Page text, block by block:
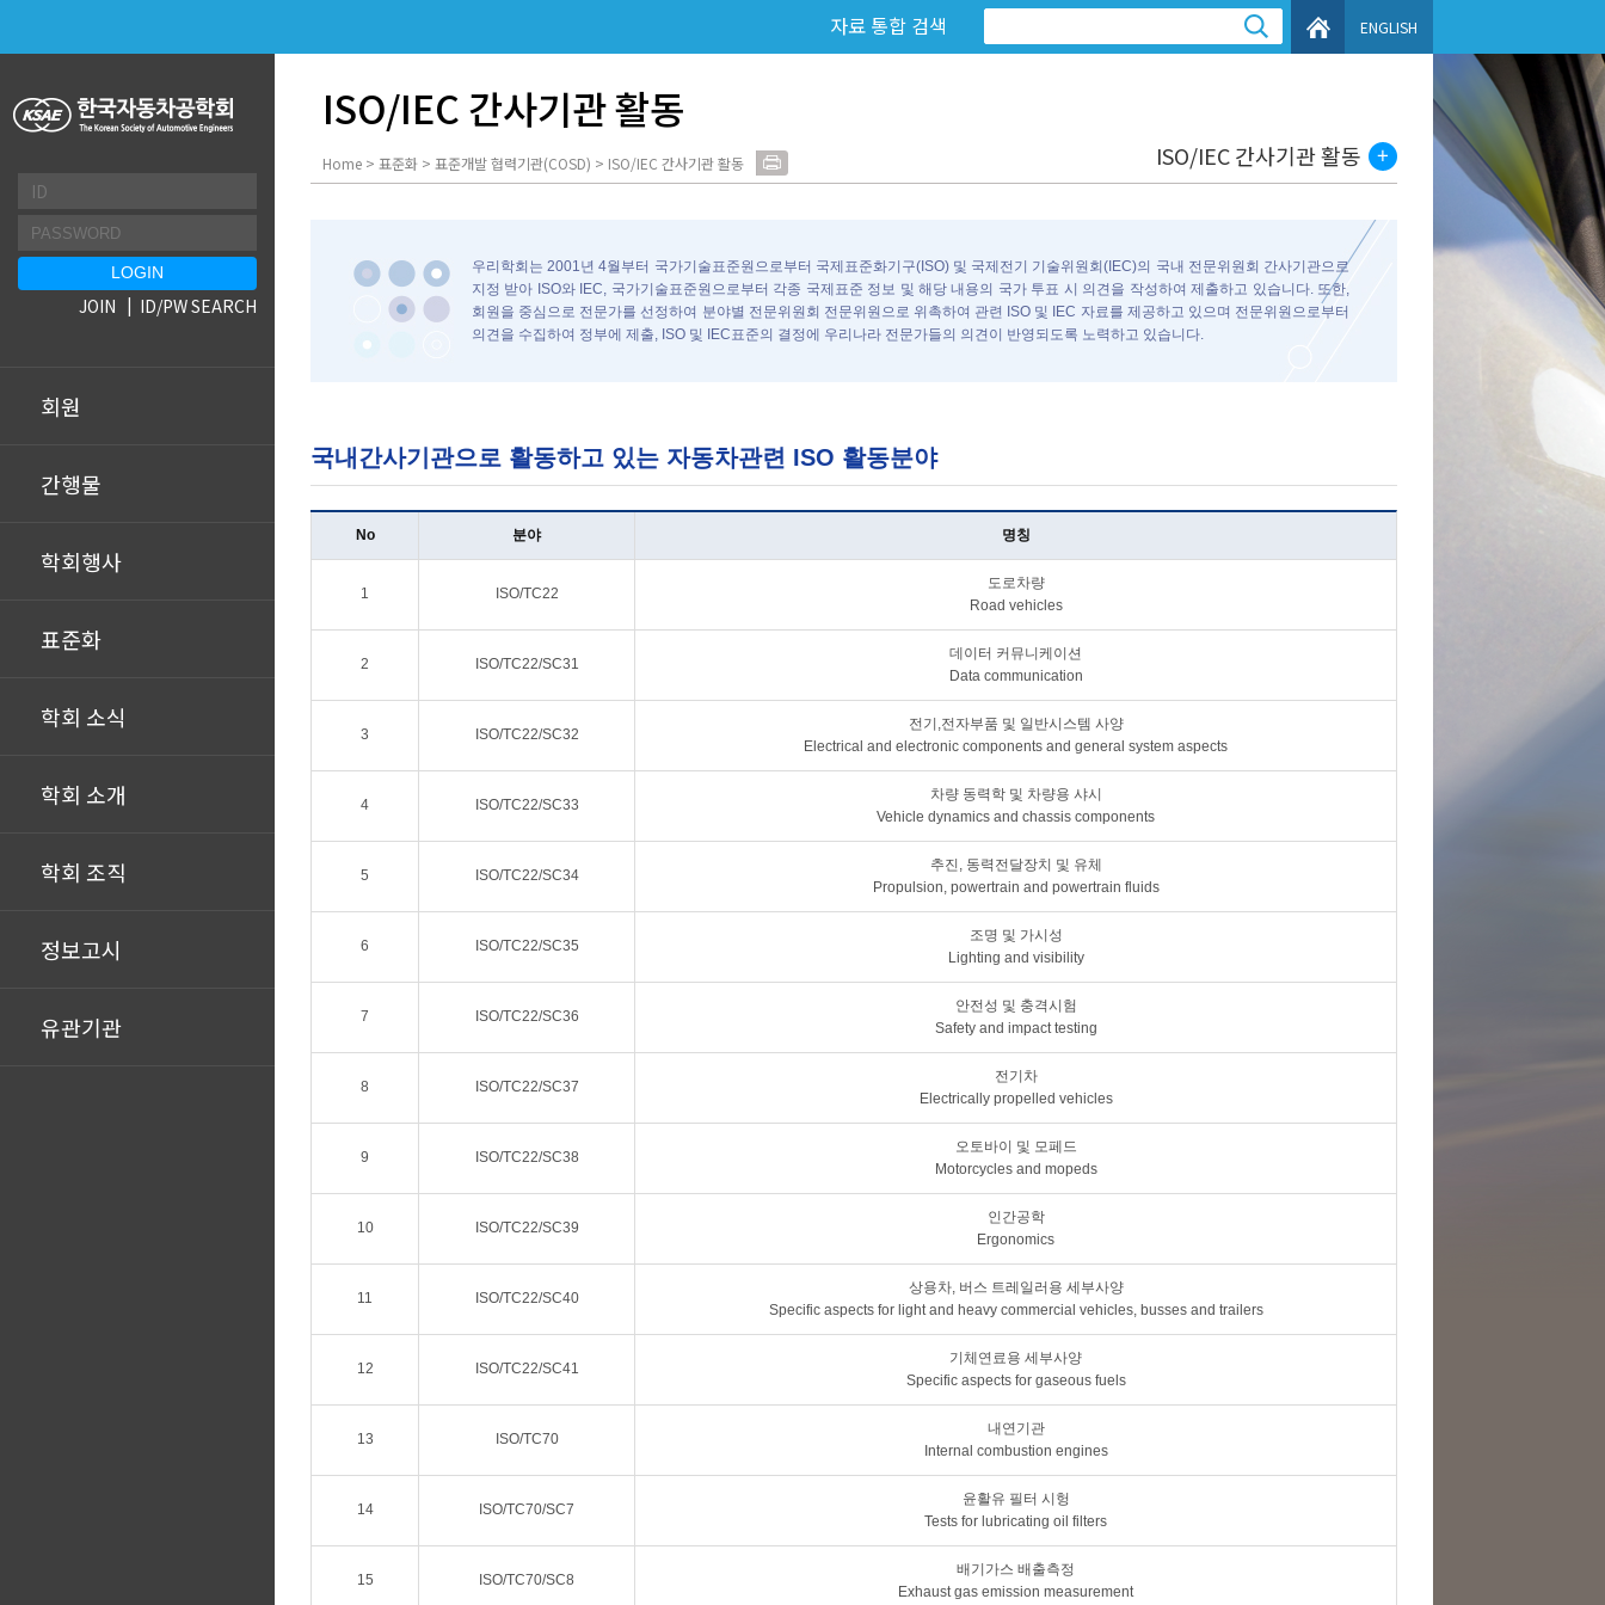
회원
간행물
학회행사
표준화
학회 소식
학회 소개
학회 조직
정보고시
유관기관
JOIN ID/PW SEARCH
자료 통합 검색 ENGLISH
ISO/IEC 간사기관 활동
Home > 표준화 > 표준개발 협력기관(COSD) > ISO/IEC 간사기관 활동 ISO/IEC 간사기관 활동
우리학회는 2001년 4월부터 국가기술표준원으로부터 국제표준화기구(ISO) 및 국제전기 기술위원회(IEC)의 국내 전문위원회 간사기관으로
지정 받아 ISO와 IEC, 국가기술표준원으로부터 각종 국제표준 정보 및 해당 내용의 국가 투표 시 의견을 작성하여 제출하고 있습니다. 또한,
회원을 중심으로 전문가를 선정하여 분야별 전문위원회 전문위원으로 위촉하여 관련 ISO 및 IEC 자료를 제공하고 있으며 전문위원으로부터
의견을 수집하여 정부에 제출, ISO 및 IEC표준의 결정에 우리나라 전문가들의 의견이 반영되도록 노력하고 있습니다.
국내간사기관으로 활동하고 있는 자동차관련 ISO 활동분야
No 분야 명칭
1 ISO/TC22
도로차량
Road vehicles
2 ISO/TC22/SC31
데이터 커뮤니케이션
Data communication
3 ISO/TC22/SC32
전기,전자부품 및 일반시스템 사양
Electrical and electronic components and general system aspects
4 ISO/TC22/SC33
차량 동력학 및 차량용 샤시
Vehicle dynamics and chassis components
5 ISO/TC22/SC34
추진, 동력전달장치 및 유체
Propulsion, powertrain and powertrain fluids
6 ISO/TC22/SC35
조명 및 가시성
Lighting and visibility
7 ISO/TC22/SC36
안전성 및 충격시험
Safety and impact testing
8 ISO/TC22/SC37
전기차
Electrically propelled vehicles
9 ISO/TC22/SC38
오토바이 및 모페드
Motorcycles and mopeds
10 ISO/TC22/SC39
인간공학
Ergonomics
11 ISO/TC22/SC40
상용차, 버스 트레일러용 세부사양
Specific aspects for light and heavy commercial vehicles, busses and trailers
12 ISO/TC22/SC41
기체연료용 세부사양
Specific aspects for gaseous fuels
13 ISO/TC70
내연기관
Internal combustion engines
14 ISO/TC70/SC7
윤활유 필터 시헝
Tests for lubricating oil filters
15 ISO/TC70/SC8
배기가스 배출측정
Exhaust gas emission measurement